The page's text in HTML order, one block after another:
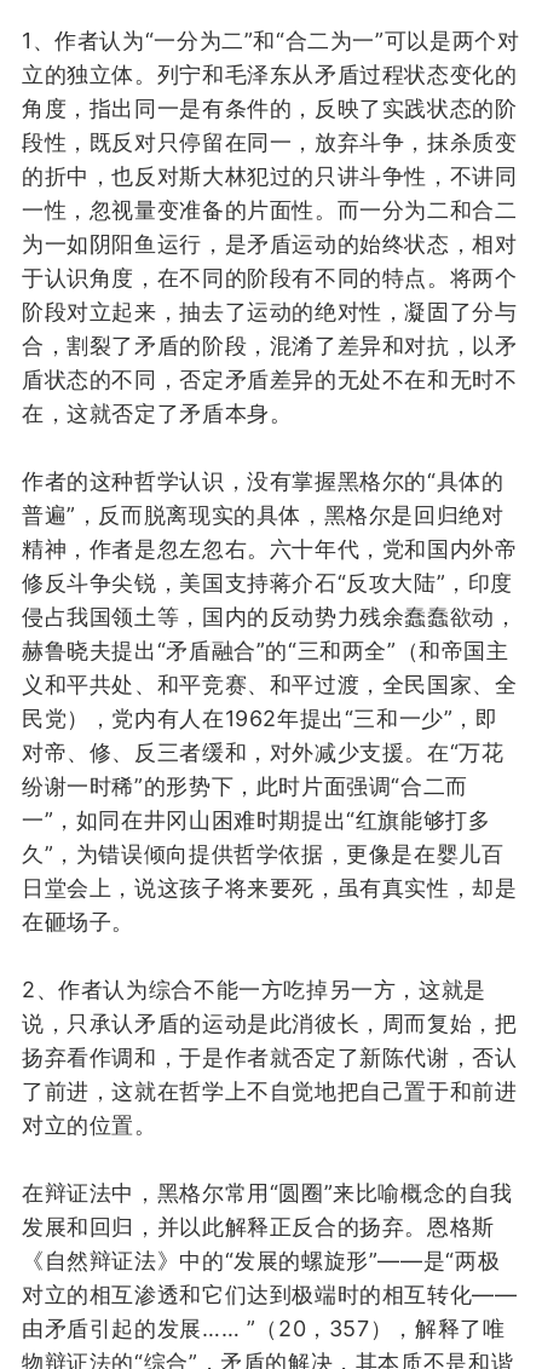
1、作者认为“一分为二”和“合二为一”可以是两个对
立的独立体。 列宁和毛泽东从矛盾过程状态变化的
角度 ， 指出 同一是有条件的 ， 反映了实践状态的阶
段性， 既反对只停留在同一，放弃斗争 ，抹杀质变
的折中 ，也反对斯大林犯过的只讲斗争性， 不讲同
一性 ，忽视量变准备的片面性。 而一分为二和合二
为一如阴阳鱼运行 ， 是矛盾运动的始终状态 ，相对
于认识角度， 在不同的阶段有不同的特点 。 将两个
阶段对立起来，抽去了运动的绝对性，凝固 了分与
合，割裂了矛盾的阶段，混淆了差异和对抗 ， 以矛
盾状态的不同 ，否定矛盾差异的无处不在和无时不
在 ，这就否定了矛盾本身。
作者的这种哲学认识 ，没有掌握黑格尔的“具体的
普遍” ， 反而脱离现实的具体 ， 黑格尔是 回归绝对
精神，作者是忽左忽右。 六十年代， 党和国内外帝
修反斗争尖锐， 美国支持蒋介石“反攻大陆”，印度
侵占我国领土等， 国内的反动势力残余蠢蠢欲动，
赫鲁晓夫提出“矛盾融合”的“三和两全”（和帝国主
义和平共处、和平竞赛、和平过渡，全民国家、全
民党）， 党内有人在1962年提出“三和一少”，即
对帝、修、反三者缓和，对外减少支援。在“万花
纷谢一时稀”的形势下， 此时片面强调“合二而
一” ， 如同在井冈山困难时期提出“红旗能够打多
久 ” ， 为错误倾向提供哲学依据 ， 更像是在婴儿百
日堂会上 ，说这孩子将来要死 ，虽有真实性，却是
在砸场子。
2、作者认为综合不能一方吃掉另一方 ，这就是
说， 只承认 矛盾的运动是此消彼长 ， 周而复始 ， 把
扬弃看作调和，于是作者就否定了新陈代谢，否认
了前进 ，这就在哲学上不自觉地把自己置于和前进
对立的位置。
在辩证法中，黑格尔常用“圆圈”来比喻概念的自我
发展和回归 ， 并以此解释正反合的扬弃。恩格斯
《自然辩证法》中的“发展的螺旋形”——是“两极
对立的相互渗透和它们达到极端时的相互转化——
由矛盾引起的发展…… ” （20，357） ， 解释了唯
物辩证法的“综合”， 矛盾的解决 ， 其本质不是和谐